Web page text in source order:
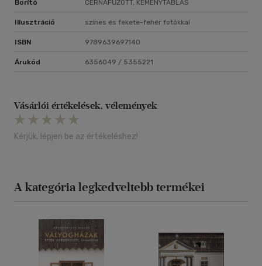
Borító CÉRNAFŰZÖTT, KEMÉNYTÁBLÁS
Illusztráció színes és fekete-fehér fotókkal
ISBN 9789639697140
Árukód 6356049 / 5355221
Vásárlói értékelések, vélemények
Kérjük, lépjen be az értékeléshez!
A kategória legkedveltebb termékei